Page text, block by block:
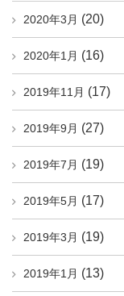
2020年3月 (20)
2020年1月 (16)
2019年11月 (17)
2019年9月 (27)
2019年7月 (19)
2019年5月 (17)
2019年3月 (19)
2019年1月 (13)